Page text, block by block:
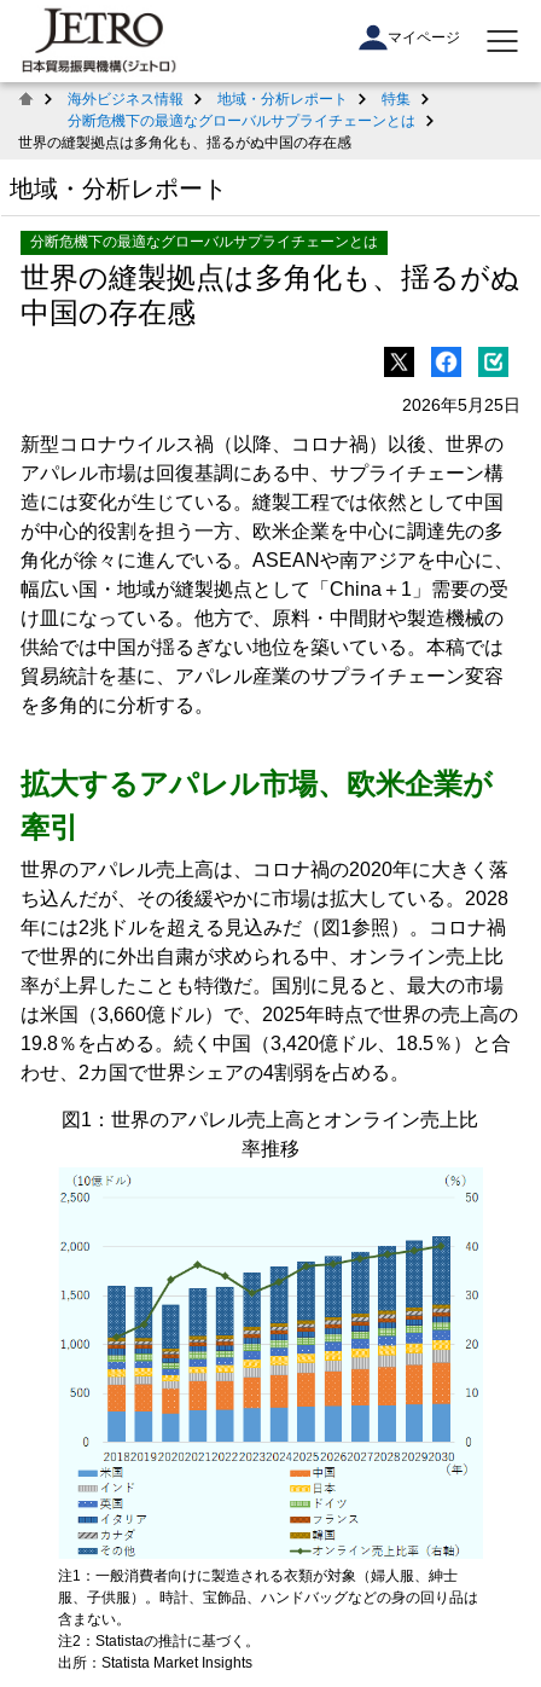
マイページ
海外ビジネス情報 地域・分析レポート
特集
分断危機下の最適なグローバルサプライチェーンとは
世界の縫製拠点は多角化も、揺るがぬ中国の存在感
地域・分析レポート
分断危機下の最適なグローバルサプライチェーンとは
世界の縫製拠点は多角化も、揺るがぬ
中国の存在感
2026年5月25日
新型コロナウイルス禍（以降、コロナ禍）以後、世界の
アパレル市場は回復基調にある中、サプライチェーン構
造には変化が生じている。縫製工程では依然として中国
が中心的役割を担う一方、欧米企業を中心に調達先の多
角化が徐々に進んでいる。ASEANや南アジアを中心に、
幅広い国・地域が縫製拠点として「China＋1」需要の受
け皿になっている。他方で、原料・中間財や製造機械の
供給では中国が揺るぎない地位を築いている。本稿では
貿易統計を基に、アパレル産業のサプライチェーン変容
を多角的に分析する。
拡大するアパレル市場、欧米企業が
牽引
世界のアパレル売上高は、コロナ禍の2020年に大きく落
ち込んだが、その後緩やかに市場は拡大している。2028
年には2兆ドルを超える見込みだ（図1参照）。コロナ禍
で世界的に外出自粛が求められる中、オンライン売上比
率が上昇したことも特徴だ。国別に見ると、最大の市場
は米国（3,660億ドル）で、2025年時点で世界の売上高の
19.8％を占める。続く中国（3,420億ドル、18.5％）と合
わせ、2カ国で世界シェアの4割弱を占める。
図1：世界のアパレル売上高とオンライン売上比
率推移
注1：一般消費者向けに製造される衣類が対象（婦人服、紳士
服、子供服）。時計、宝飾品、ハンドバッグなどの身の回り品は
含まない。
注2：Statistaの推計に基づく。
出所：Statista Market Insights